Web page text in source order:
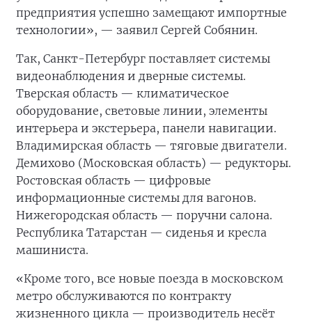
предприятия успешно замещают импортные
технологии», — заявил Сергей Собянин.
Так, Санкт-Петербург поставляет системы
видеонаблюдения и дверные системы.
Тверская область — климатическое
оборудование, световые линии, элементы
интерьера и экстерьера, панели навигации.
Владимирская область — тяговые двигатели.
Демихово (Московская область) — редукторы.
Ростовская область — цифровые
информационные системы для вагонов.
Нижегородская область — поручни салона.
Республика Татарстан — сиденья и кресла
машиниста.
«Кроме того, все новые поезда в московском
метро обслуживаются по контракту
жизненного цикла — производитель несёт